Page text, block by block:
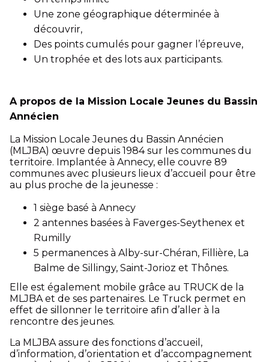
Une zone géographique déterminée à
découvrir,
Des points cumulés pour gagner l’épreuve,
Un trophée et des lots aux participants.
A propos de la Mission Locale Jeunes du Bassin
Annécien
La Mission Locale Jeunes du Bassin Annécien
(MLJBA) œuvre depuis 1984 sur les communes du
territoire. Implantée à Annecy, elle couvre 89
communes avec plusieurs lieux d’accueil pour être
au plus proche de la jeunesse :
1 siège basé à Annecy
2 antennes basées à Faverges-Seythenex et
Rumilly
5 permanences à Alby-sur-Chéran, Fillière, La
Balme de Sillingy, Saint-Jorioz et Thônes.
Elle est également mobile grâce au TRUCK de la
MLJBA et de ses partenaires. Le Truck permet en
effet de sillonner le territoire afin d’aller à la
rencontre des jeunes.
La MLJBA assure des fonctions d’accueil,
d’information, d’orientation et d’accompagnement